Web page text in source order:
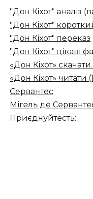
"Дон Кіхот" аналіз
"Дон Кіхот"
"Дон Кіхот" переказ
"Дон Кіхот" цікаві
«Дон Кіхот»
«Дон Кіхот» читати
Сервантес
Мігель де
Приєднуйтесть: